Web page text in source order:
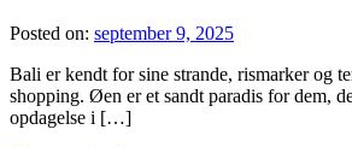
Posted on: september 9, 2025
Bali er kendt for sine strande, rismarker og
shopping. Øen er et sandt paradis for dem,
opdagelse i […]